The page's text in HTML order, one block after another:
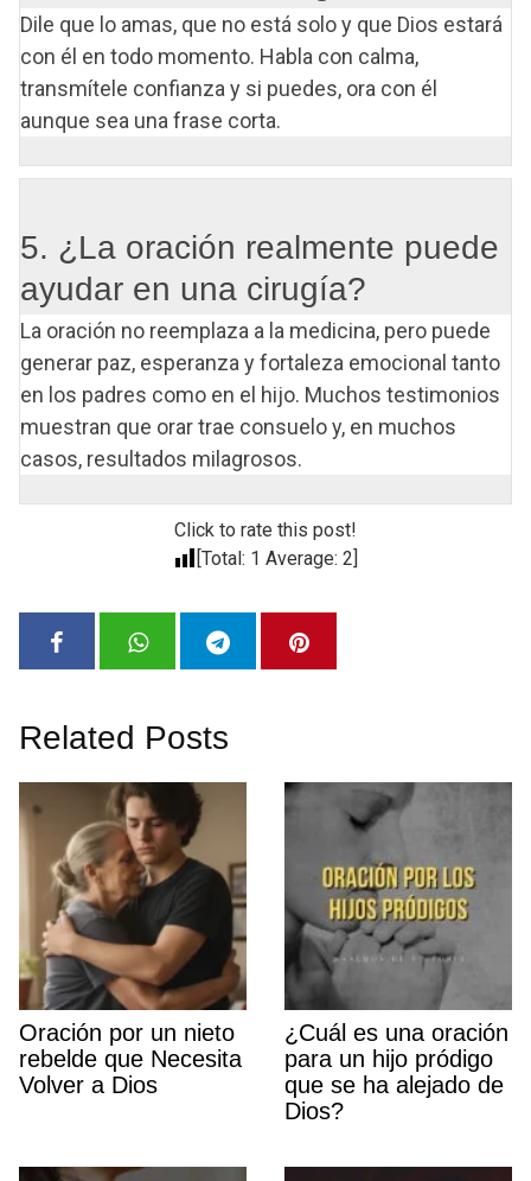
Dile que lo amas, que no está solo y que Dios estará
con él en todo momento. Habla con calma,
transmítele confianza y si puedes, ora con él
aunque sea una frase corta.
5. ¿La oración realmente puede
ayudar en una cirugía?
La oración no reemplaza a la medicina, pero puede
generar paz, esperanza y fortaleza emocional tanto
en los padres como en el hijo. Muchos testimonios
muestran que orar trae consuelo y, en muchos
casos, resultados milagrosos.
Click to rate this post!
[Total: 1 Average: 2]
Related Posts
Oración por un nieto
rebelde que Necesita
Volver a Dios
¿Cuál es una oración
para un hijo pródigo
que se ha alejado de
Dios?